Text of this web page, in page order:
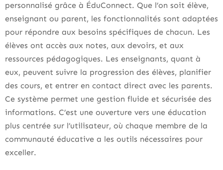
personnalisé grâce à ÉduConnect. Que l’on soit élève,
enseignant ou parent, les fonctionnalités sont adaptées
pour répondre aux besoins spécifiques de chacun. Les
élèves ont accès aux notes, aux devoirs, et aux
ressources pédagogiques. Les enseignants, quant à
eux, peuvent suivre la progression des élèves, planifier
des cours, et entrer en contact direct avec les parents.
Ce système permet une gestion fluide et sécurisée des
informations. C’est une ouverture vers une éducation
plus centrée sur l’utilisateur, où chaque membre de la
communauté éducative a les outils nécessaires pour
exceller.